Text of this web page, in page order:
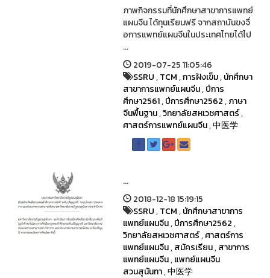
ภาพกิจกรรมที่นักศึกษาสาขาการแพทย์
แผนจีน ได้ทุนเรียนฟรี จากสถาบันขงจื่
อการแพทย์แผนจีนในประเทศไทยได้ไป
...
2019-07-25 11:05:46
SSRU,TCM,การฝังเข็ม,นักศึกษา
สาขาการแพทย์แผนจีน,ปีการ
ศึกษา2561,ปีการศึกษา2562,ภาษา
จีนพื้นฐาน,วิทยาลัยสหเวชศาสตร์,
ศาสตร์การแพทย์แผนจีน,中医学
...
2018-12-18 15:19:15
SSRU,TCM,นักศึกษาสาขาการ
แพทย์แผนจีน,ปีการศึกษา2562,
วิทยาลัยสหเวชศาสตร์,ศาสตร์การ
แพทย์แผนจีน,สมัครเรียน,สาขาการ
แพทย์แผนจีน,แพทย์แผนจีน
สวนสุนันทา,中医学